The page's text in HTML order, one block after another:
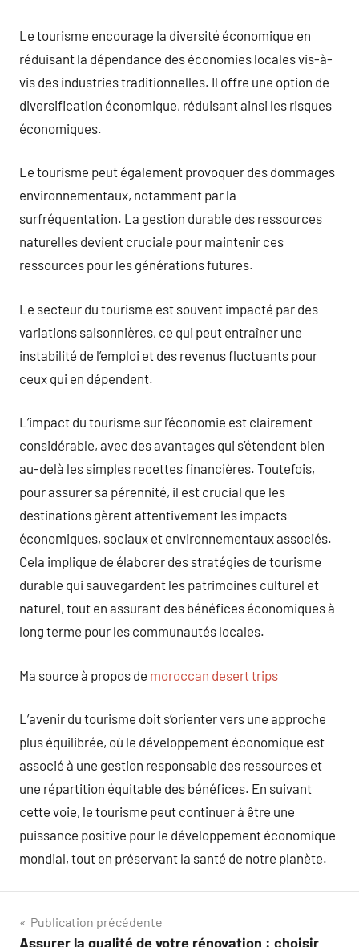
Le tourisme encourage la diversité économique en
réduisant la dépendance des économies locales vis-à-
vis des industries traditionnelles. Il offre une option de
diversification économique, réduisant ainsi les risques
économiques.
Le tourisme peut également provoquer des dommages
environnementaux, notamment par la
surfréquentation. La gestion durable des ressources
naturelles devient cruciale pour maintenir ces
ressources pour les générations futures.
Le secteur du tourisme est souvent impacté par des
variations saisonnières, ce qui peut entraîner une
instabilité de l’emploi et des revenus fluctuants pour
ceux qui en dépendent.
L’impact du tourisme sur l’économie est clairement
considérable, avec des avantages qui s’étendent bien
au-delà les simples recettes financières. Toutefois,
pour assurer sa pérennité, il est crucial que les
destinations gèrent attentivement les impacts
économiques, sociaux et environnementaux associés.
Cela implique de élaborer des stratégies de tourisme
durable qui sauvegardent les patrimoines culturel et
naturel, tout en assurant des bénéfices économiques à
long terme pour les communautés locales.
Ma source à propos de moroccan desert trips
L’avenir du tourisme doit s’orienter vers une approche
plus équilibrée, où le développement économique est
associé à une gestion responsable des ressources et
une répartition équitable des bénéfices. En suivant
cette voie, le tourisme peut continuer à être une
puissance positive pour le développement économique
mondial, tout en préservant la santé de notre planète.
Navigation
Publication précédente
Assurer la qualité de votre rénovation : choisir